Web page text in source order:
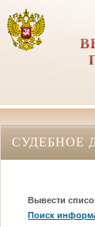
СУДЕБНОЕ
Вывести
Поиск